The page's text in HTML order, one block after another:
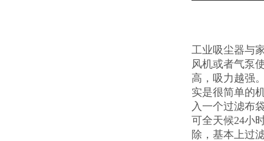
工业吸尘器与
风机或者气泵
高，吸力越强
实是很简单的
入一个过滤布
可全天候24小
除，基本上过